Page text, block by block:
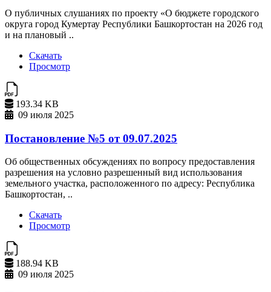
О публичных слушаниях по проекту «О бюджете городского
округа город Кумертау Республики Башкортостан на 2026 год
и на плановый ..
Скачать
Просмотр
193.34 KB
09 июля 2025
Постановление №5 от 09.07.2025
Об общественных обсуждениях по вопросу предоставления
разрешения на условно разрешенный вид использования
земельного участка, расположенного по адресу: Республика
Башкортостан, ..
Скачать
Просмотр
188.94 KB
09 июля 2025